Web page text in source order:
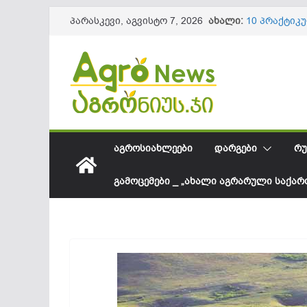
content
პარასკევი, აგვისტო 7, 2026 ახალი: 10
ქართული
სოკოვანი
სეზონის
61,8
ᲐᲒᲠᲝᲡᲘᲐᲮᲚᲔᲔᲑᲘ ᲓᲐᲠᲒᲔᲑᲘ
ᲒᲐᲛᲝᲪᲔᲛᲔᲑᲘ _ „ᲐᲮᲐᲚᲘ ᲐᲒᲠᲐᲠᲣᲚᲘ